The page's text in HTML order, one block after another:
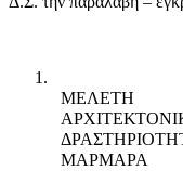
1.
ΜΕΛΕΤΗ
ΜΑΡΜΑΡΑ